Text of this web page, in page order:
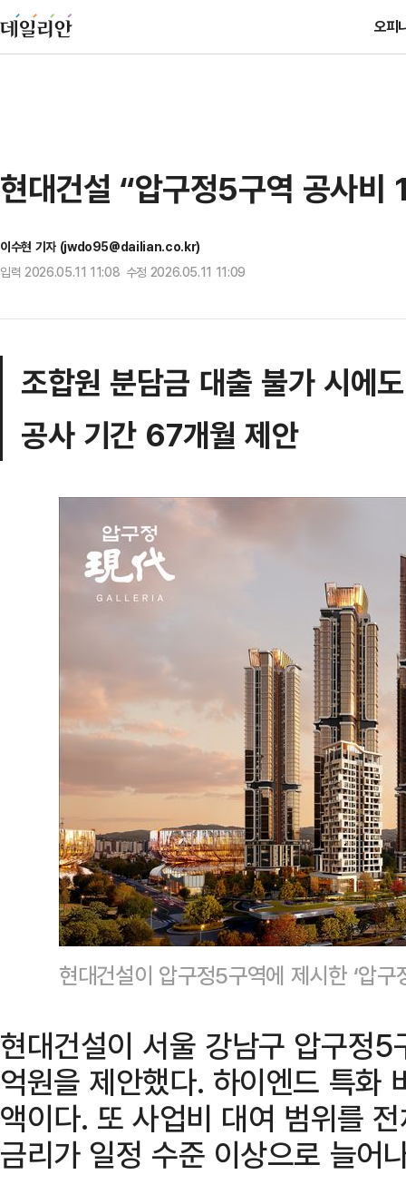
오피
현대건설 “압구정5구역 공사
이수현 기자 (jwdo95@dailian.co.kr)
입력 2026.05.11 11:08 수정 2026.05.11 11:09
조합원 분담금 대출 불가 시에
공사 기간 67개월 제안
현대건설이 압구정5구역에 제시한 ‘압
현대건설이 서울 강남구 압구정
억원을 제안했다. 하이엔드 특화
액이다. 또 사업비 대여 범위를
금리가 일정 수준 이상으로 늘어